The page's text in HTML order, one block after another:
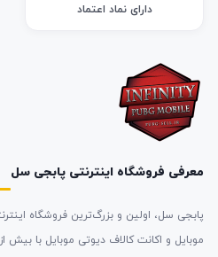
دارای نماد اعتماد
معرفی فروشگاه اینترنتی پابجی سل
پابجی سل، اولین و بزرگ‌ترین فروشگاه